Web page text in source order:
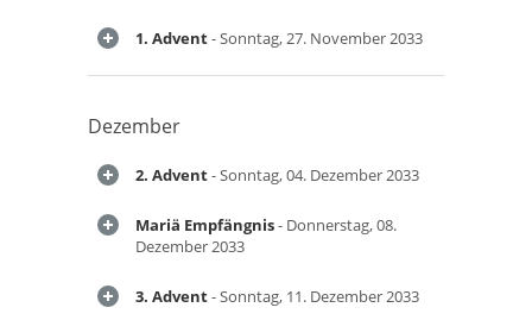
1. Advent- Sonntag, 27. November 2033
Dezember
2. Advent- Sonntag, 04. Dezember 2033
Mariä Empfängnis- Donnerstag, 08.
Dezember 2033
3. Advent- Sonntag, 11. Dezember 2033